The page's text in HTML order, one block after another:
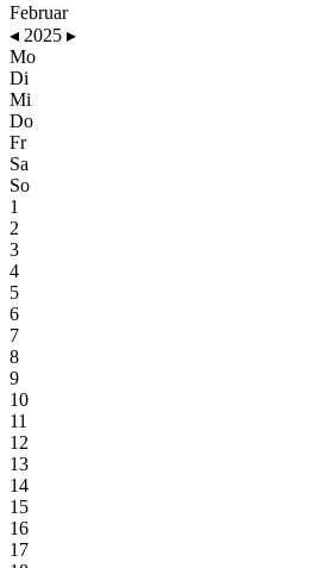
Februar
◂ 2025 ▸
Mo
Di
Mi
Do
Fr
Sa
So
1
2
3
4
5
6
7
8
9
10
11
12
13
14
15
16
17